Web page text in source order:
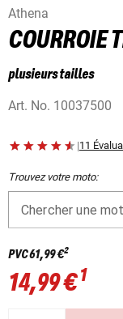
Athena
COURROIE
plusieurs tailles
Art. No. 10037500
|11
Trouvez votre moto:
Chercher une
PVC61,99 €2
14,99 €1